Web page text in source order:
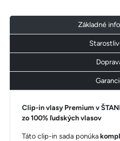
Základné
Clip-in vlasy Premium v
zo 100% ľudských vlasov
Táto clip-in sada ponúka